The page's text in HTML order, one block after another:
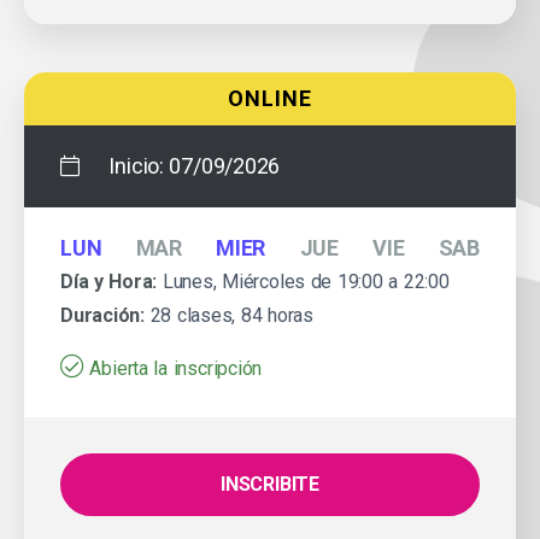
ONLINE
Inicio: 07/09/2026
LUN MAR MIER JUE VIE SAB
Día y Hora: Lunes, Miércoles de 19:00 a 22:00
Duración: 28 clases, 84 horas
Abierta la inscripción
INSCRIBITE